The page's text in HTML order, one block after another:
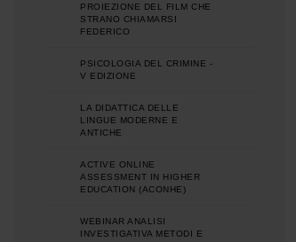
PROIEZIONE DEL FILM CHE
STRANO CHIAMARSI
FEDERICO
PSICOLOGIA DEL CRIMINE -
V EDIZIONE
LA DIDATTICA DELLE
LINGUE MODERNE E
ANTICHE
ACTIVE ONLINE
ASSESSMENT IN HIGHER
EDUCATION (ACONHE)
WEBINAR ANALISI
INVESTIGATIVA METODI E